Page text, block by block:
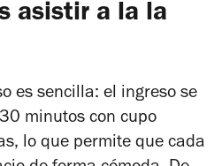
asistir a la la
es sencilla: el ingreso se
minutos con cupo
lo que permite que cada